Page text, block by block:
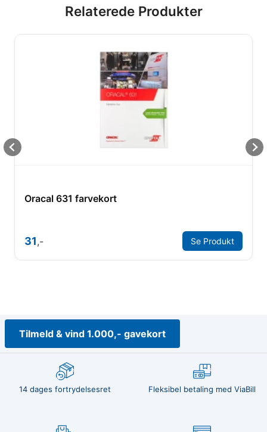
Relaterede Produkter
Oracal 631 farvekort
31,- Se Produkt
Tilmeld & vind 1.000,- gavekort
14 dages fortrydelsesret Fleksibel betaling med ViaBill